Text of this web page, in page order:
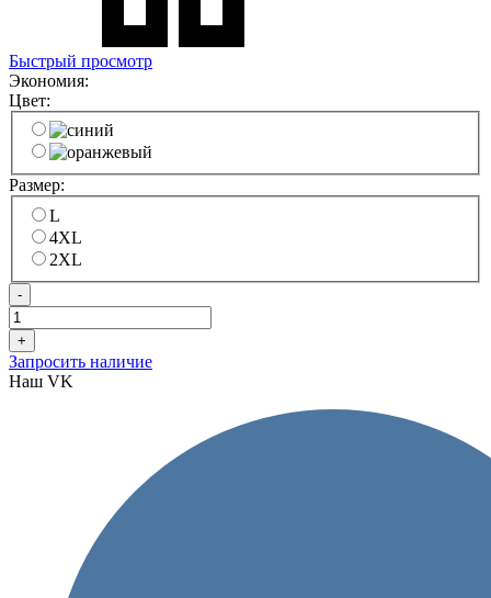
Быстрый просмотр
Экономия:
Цвет:
Размер:
L
4XL
2XL
-
+
Запросить наличие
Наш VK